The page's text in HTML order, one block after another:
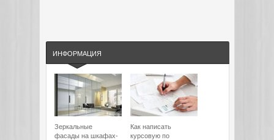
ИНФОРМАЦИЯ
Зеркальные
фасады на шкафах-
Как написать
курсовую по